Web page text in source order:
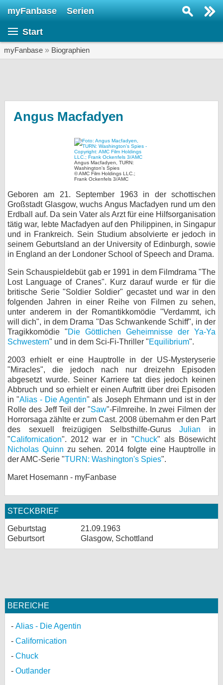
myFanbase Serien
Start
myFanbase » Biographien
Angus Macfadyen
Angus Macfadyen, TURN:
Washington's Spies
© AMC Film Holdings LLC.;
Frank Ockenfels 3/AMC
Geboren am 21. September 1963 in der schottischen
Großstadt Glasgow, wuchs Angus Macfadyen rund um den
Erdball auf. Da sein Vater als Arzt für eine Hilfsorganisation
tätig war, lebte Macfadyen auf den Philippinen, in Singapur
und in Frankreich. Sein Studium absolvierte er jedoch in
seinem Geburtsland an der University of Edinburgh, sowie
in England an der Londoner School of Speech and Drama.
Sein Schauspieldebüt gab er 1991 in dem Filmdrama "The
Lost Language of Cranes". Kurz darauf wurde er für die
britische Serie "Soldier Soldier" gecastet und war in den
folgenden Jahren in einer Reihe von Filmen zu sehen,
unter anderem in der Romantikkomödie "Verdammt, ich
will dich", in dem Drama "Das Schwankende Schiff", in der
Tragikkomödie "Die Göttlichen Geheimnisse der Ya-Ya
Schwestern" und in dem Sci-Fi-Thriller "Equilibrium".
2003 erhielt er eine Hauptrolle in der US-Mysteryserie
"Miracles", die jedoch nach nur dreizehn Episoden
abgesetzt wurde. Seiner Karriere tat dies jedoch keinen
Abbruch und so erhielt er einen Auftritt über drei Episoden
in "Alias - Die Agentin" als Joseph Ehrmann und ist in der
Rolle des Jeff Teil der "Saw"-Filmreihe. In zwei Filmen der
Horrorsaga zählte er zum Cast. 2008 übernahm er den Part
des sexuell freizügigen Selbsthilfe-GurusJulian in
"Californication". 2012 war er in "Chuck" als Bösewicht
Nicholas Quinn zu sehen. 2014 folgte eine Hauptrolle in
der AMC-Serie "TURN: Washington's Spies".
Maret Hosemann - myFanbase
STECKBRIEF
Geburtstag
21.09.1963
Geburtsort
Glasgow, Schottland
BEREICHE
Alias - Die Agentin
Californication
Chuck
Outlander
KULTUR
Specials
SERVICE
Gewinnspiele
Forum
bei X
bei Facebook
Kontakt
Nutzungsbedingungen
Datenschutz
Cookie-Einstellungen
Impressum
Desktop-Ansicht
myFanbase